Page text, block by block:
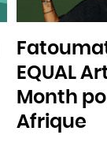
EQUAL
Month
Afrique